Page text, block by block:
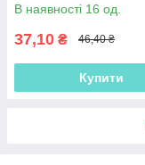
В наявності 16 од.
37,10 ₴ 46,40 ₴
Купити